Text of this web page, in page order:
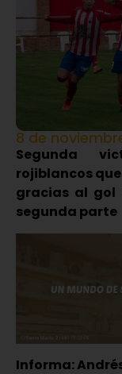
8 de
Segunda
rojiblancos
gracias al gol
segunda parte
Informa: